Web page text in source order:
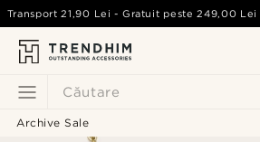
Căutare
Transport 21,90 Lei - Gratuit peste249,00 Lei
Archive Sale